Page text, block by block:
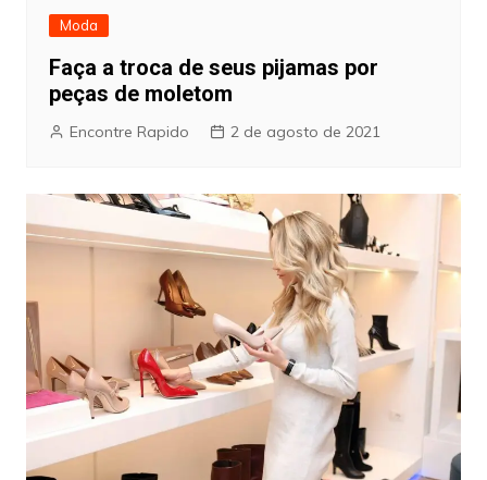
Moda
Faça a troca de seus pijamas por
peças de moletom
Encontre Rapido 2 de agosto de 2021